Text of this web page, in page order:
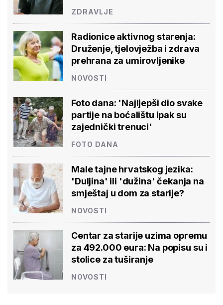
ZDRAVLJE
Radionice aktivnog starenja:
Druženje, tjelovježba i zdrava
prehrana za umirovljenike
NOVOSTI
Foto dana: 'Najljepši dio svake
partije na boćalištu ipak su
zajednički trenuci'
FOTO DANA
Male tajne hrvatskog jezika:
'Duljina' ili 'dužina' čekanja na
smještaj u dom za starije?
NOVOSTI
Centar za starije uzima opremu
za 492.000 eura: Na popisu su i
stolice za tuširanje
NOVOSTI